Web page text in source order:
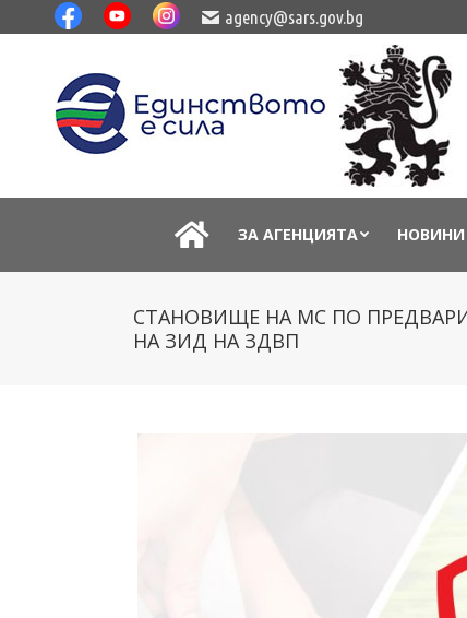
agency@sars.gov.bg
ЗА АГЕНЦИЯТА НОВИНИ
СТАНОВИЩЕ НА МС ПО
НА ЗИД НА ЗДВП